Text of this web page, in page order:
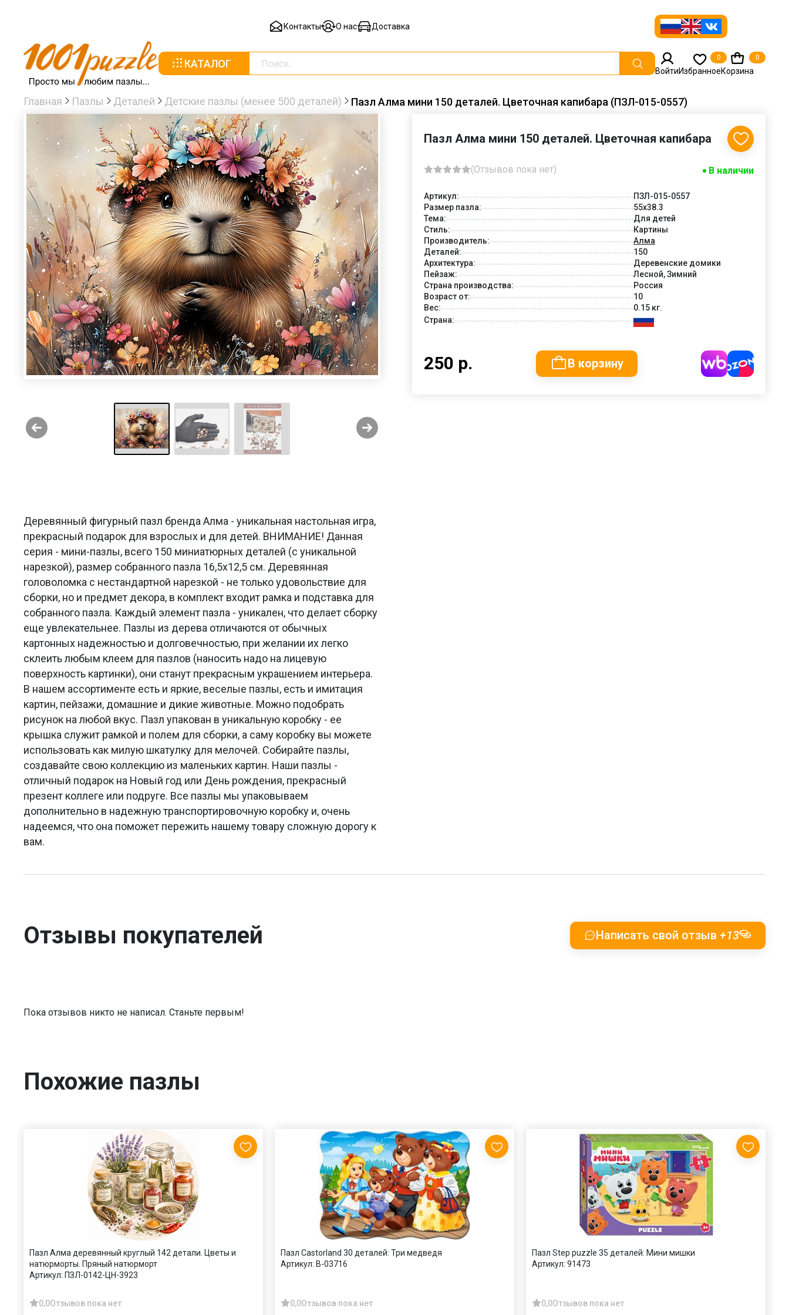
Контакты О нас Доставка
КАТАЛОГ
ВойтиИзбранное
0
Корзина
0
Главная Пазлы Деталей Детские пазлы (менее 500 деталей) Пазл Алма мини 150 деталей. Цветочная капибара (ПЗЛ-015-0557)
Деревянный фигурный пазл бренда Алма - уникальная настольная игра,
прекрасный подарок для взрослых и для детей. ВНИМАНИЕ! Данная
серия - мини-пазлы, всего 150 миниатюрных деталей (с уникальной
нарезкой), размер собранного пазла 16,5х12,5 см. Деревянная
головоломка с нестандартной нарезкой - не только удовольствие для
сборки, но и предмет декора, в комплект входит рамка и подставка для
собранного пазла. Каждый элемент пазла - уникален, что делает сборку
еще увлекательнее. Пазлы из дерева отличаются от обычных
картонных надежностью и долговечностью, при желании их легко
склеить любым клеем для пазлов (наносить надо на лицевую
поверхность картинки), они станут прекрасным украшением интерьера.
В нашем ассортименте есть и яркие, веселые пазлы, есть и имитация
картин, пейзажи, домашние и дикие животные. Можно подобрать
рисунок на любой вкус. Пазл упакован в уникальную коробку - ее
крышка служит рамкой и полем для сборки, а саму коробку вы можете
использовать как милую шкатулку для мелочей. Собирайте пазлы,
создавайте свою коллекцию из маленьких картин. Наши пазлы -
отличный подарок на Новый год или День рождения, прекрасный
презент коллеге или подруге. Все пазлы мы упаковываем
дополнительно в надежную транспортировочную коробку и, очень
надеемся, что она поможет пережить нашему товару сложную дорогу к
вам.
Пазл Алма мини 150 деталей. Цветочная капибара
(Отзывов пока нет) В наличии
Артикул:
ПЗЛ-015-0557
Размер пазла:
55х38.3
Тема:
Для детей
Стиль:
Картины
Производитель:
Алма
Деталей:
150
Архитектура:
Деревенские домики
Пейзаж:
Лесной, Зимний
Страна производства:
Россия
Возраст от:
10
Вес:
0.15 кг.
Страна:
250 р. В корзину
Отзывы покупателей Написать свой отзыв +13
Пока отзывов никто не написал. Станьте первым!
Похожие пазлы
Пазл Алма деревянный круглый 142 детали. Цветы и
натюрморты. Пряный натюрморт
Артикул: ПЗЛ-0142-ЦН-3923
0,0Отзывов пока нет
Пазл Castorland 30 деталей: Три медведя
Артикул: В-03716
0,0Отзывов пока нет
Пазл Step puzzle 35 деталей: Мини мишки
Артикул: 91473
0,0Отзывов пока нет